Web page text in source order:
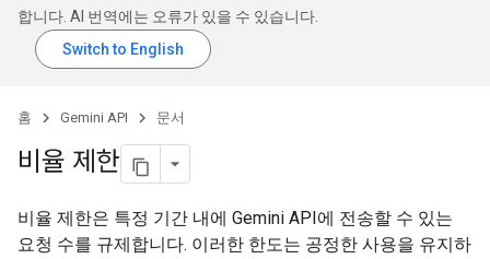
합니다. AI 번역에는 오류가 있을 수 있습니다.
홈 Gemini API 문서
비율 제한
비율 제한은 특정 기간 내에 Gemini API에 전송할 수 있는
요청 수를 규제합니다. 이러한 한도는 공정한 사용을 유지하